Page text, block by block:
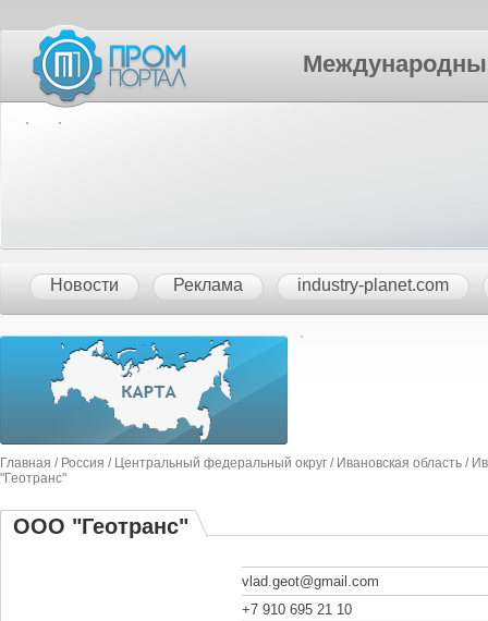
Международный
Новости Реклама industry-planet.com
Главная / Россия / Центральный федеральный округ / Ивановская область /
"Геотранс"
ООО "Геотранс"
vlad.geot@gmail.com
+7 910 695 21 10